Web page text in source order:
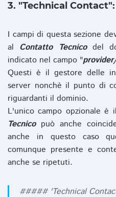
3. "Technical Contact":
I campi di questa sezione
al Contatto Tecnicodel
indicato nel campo "
Questi è il gestore delle
server nonchè il punto di
riguardanti il dominio.
L'unico campo opzionale è
Tecnicopuò anche
anche in questo caso
comunque presente e
anche se ripetuti.
##### 'Technical